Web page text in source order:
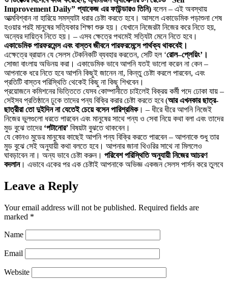
Improvement Daily” প্যাকেজ এর ফাউন্ডারও তিনি) বলেন – এই অবস্থায়
আত্মবিশ্বান না হারিয়ে সমস্যাটা ধরার চেষ্টা করতে হবে। আসলে একাডেমিক পড়াশুনা শেষ
হওয়ার পরই মানুষের সত্যিকার শিক্ষা শুরু হয়। যেখানে নিজেরটা নিজের করে নিতে হয়,
অন্যের দায়িত্ব নিতে হয়। – এসব ক্ষেত্রে পথমেই সত্যিটা মেনে নিতে হবে।
একাডেমিক পারফরমেন্স এবং বাস্তব জীবনে পারফরমেন্সে পার্থক্য থাকবেই।
এক্ষেত্রে ব্রায়ান যে সেলস টেকনিকটি ব্যবহার করতেন, সেটি হল ‘রোল–প্লেয়িং’।
সোজা বাংলায় অভিনয় করা। একাডেমিক ভাবে আপনি যতই ভালো করেন না কেন –
আপনাকে ধরে নিতে হবে আপনি কিছুই জানেন না, কিন্তু চেষ্টা করলে পারবেন, এবং
প্রতিটি বাস্তব পরিস্থিতি থেকেই কিছু না কিছু শিখবেন।
প্রয়োজনে কমিশনের ভিত্তিতে যেসব কোম্পানীতে চাইলেই বিক্রয় কর্মী পদে ঢোকা যায় –
সেইসব প্রতিষ্ঠানে ঢুকে তাদের পন্য বিক্রি করার চেষ্টা করতে হবে (আর এখনকার ছাত্র-
ছাত্রীরা তো দুইদিন না যেতেই চেয়ে বসেন পারিশ্রমিক। – ধীরে ধীরে আপনি নিজেই
নিজের ভুলগুলো ধরতে পারবেন এবং মানুষের সাথে পন্য ও সেবা নিয়ে কথা বলা এবং তাদের
মুড বুঝে তাদের ‘পটানোর’ বিষয়টা বুঝতে থাকবেন।
যে কোনও মুডের মানুষের কাছেই আপনি পন্য বিক্রি করতে পারবেন – আপনাকে শুধু তার
মুড বুঝে সেই অনুযায়ী কথা বলতে হবে। আপনার জানা থিওরির সাথে না মিললেও
ঘাবড়াবেন না। অন্য ভাবে চেষ্টা করুন। পরিবেশ পরিস্থিতি অনুযায়ী নিজের আচরণ
বদলান। এভাবে একের পর এক চেষ্টাই আপনাকে অভিজ্ঞ একজন সেলস পার্সন করে তুলবে
Leave a Reply
Your email address will not be published. Required fields are
marked *
Name
Email
Website